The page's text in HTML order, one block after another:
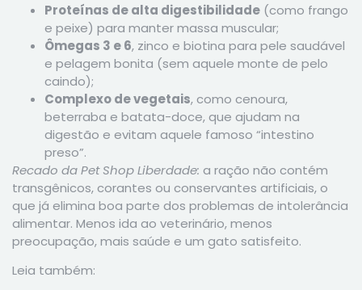
Proteínas de alta digestibilidade (como frango
e peixe) para manter massa muscular;
Ômegas 3 e 6, zinco e biotina para pele saudável
e pelagem bonita (sem aquele monte de pelo
caindo);
Complexo de vegetais, como cenoura,
beterraba e batata-doce, que ajudam na
digestão e evitam aquele famoso “intestino
preso”.
Recado da Pet Shop Liberdade: a ração não contém
transgênicos, corantes ou conservantes artificiais, o
que já elimina boa parte dos problemas de intolerância
alimentar. Menos ida ao veterinário, menos
preocupação, mais saúde e um gato satisfeito.
Leia também: